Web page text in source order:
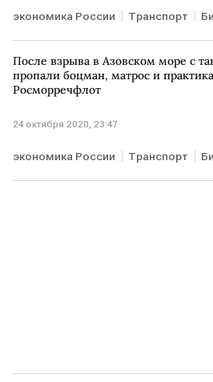
экономика России Транспорт
Энергетика РОССИЯ
После взрыва в Азовском море с
пропали боцман, матрос и
Росморречфлот
24 октября 2020, 23:47
экономика России Транспорт
Энергетика РОССИЯ